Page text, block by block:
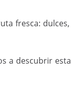
fresca: dulces,
a descubrir esta